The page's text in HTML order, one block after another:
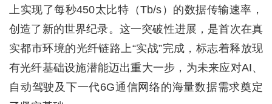
上实现了每秒450太比特（Tb/s）的数据传输速率，
创造了新的世界纪录。这一突破性进展，是首次在真
实都市环境的光纤链路上“实战”完成，标志着释放现
有光纤基础设施潜能迈出重大一步，为未来应对AI、
自动驾驶及下一代6G通信网络的海量数据需求奠定